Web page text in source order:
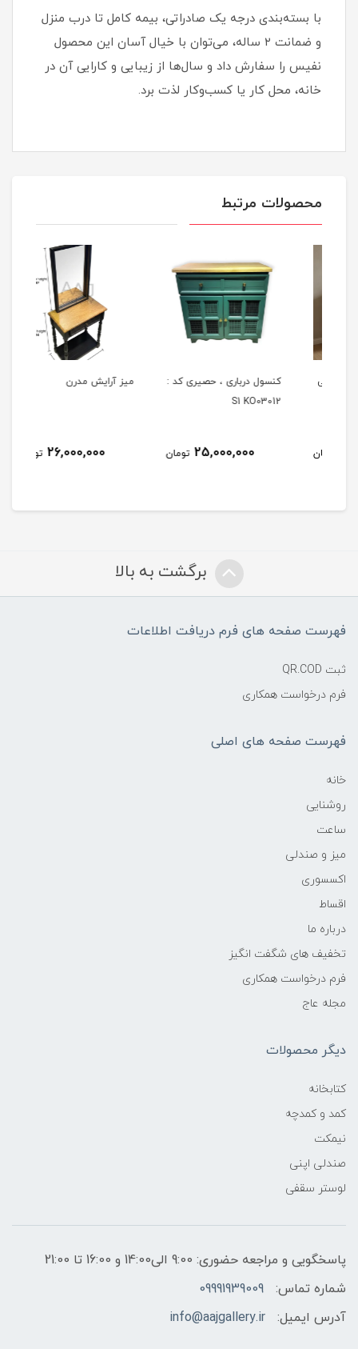
با بسته‌بندی درجه یک صادراتی، بیمه کامل تا درب منزل
و ضمانت ۲ ساله، می‌توان با خیال آسان این محصول
نفیس را سفارش داد و سال‌ها از زیبایی و کارایی آن در
خانه، محل کار یا کسب‌وکار لذت برد.
محصولات مرتبط
کنسول درباری ، حصیری کد :‌
S1 KO03012
25,000,000 تومان
میز آرایش مدرن
26,000,000 تومان
برگشت به بالا
فهرست صفحه های فرم دریافت اطلاعات
ثبت QR.COD
فرم درخواست همکاری
فهرست صفحه های اصلی
خانه
روشنایی
ساعت
میز و صندلی
اکسسوری
اقساط
درباره ما
تخفیف های شگفت انگیز
فرم درخواست همکاری
مجله عاج
دیگر محصولات
کتابخانه
کمد و کمدچه
نیمکت
صندلی اپنی
لوستر سقفی
پاسخگویی و مراجعه حضوری: 9:00 الی14:00 و 16:00 تا 21:00
شماره تماس:
09991939009
آدرس ایمیل:
info@aajgallery.ir